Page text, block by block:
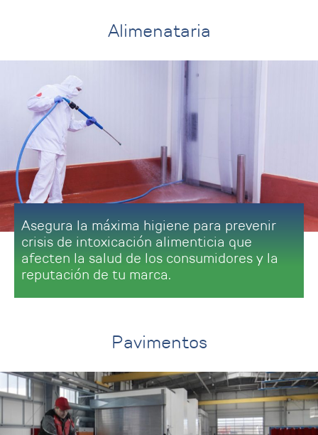
Alimenataria
Asegura la máxima higiene para prevenir
crisis de intoxicación alimenticia que
afecten la salud de los consumidores y la
reputación de tu marca.
Pavimentos